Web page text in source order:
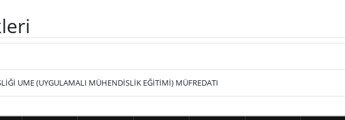
UME (UYGULAMALI MÜHENDİSLİK EĞİTİMİ) MÜFREDATI